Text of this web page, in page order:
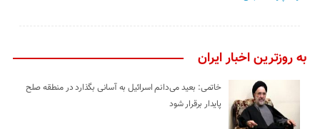
به روزترین اخبار ایران
خاتمی: بعید می‌دانم اسرائیل به آسانی بگذارد در منطقه صلح
پایدار برقرار شود